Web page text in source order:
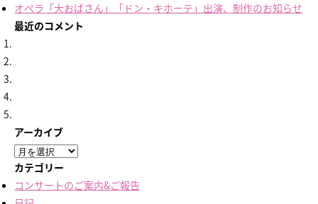
オペラ「大おばさん」「ドン・キホーテ」出演、制作のお知らせ
最近のコメント
アーカイブ
ア
ー
カ
カテゴリー
コンサートのご案内&ご報告